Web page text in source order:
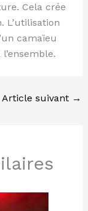
Cela crée
L’utilisation
camaïeu
Article suivant →